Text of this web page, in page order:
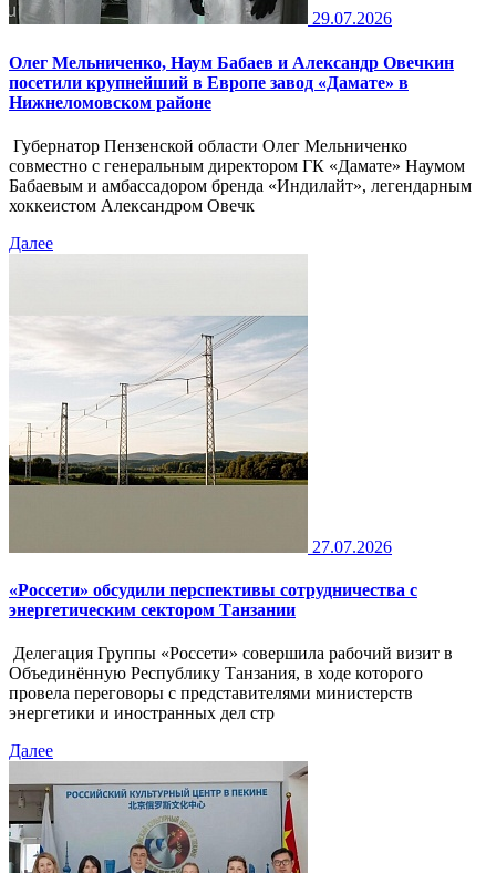
29.07.2026
Олег Мельниченко, Наум Бабаев и Александр Овечкин
посетили крупнейший в Европе завод «Дамате» в
Нижнеломовском районе
Губернатор Пензенской области Олег Мельниченко
совместно с генеральным директором ГК «Дамате» Наумом
Бабаевым и амбассадором бренда «Индилайт», легендарным
хоккеистом Александром Овечк
Далее
27.07.2026
«Россети» обсудили перспективы сотрудничества с
энергетическим сектором Танзании
Делегация Группы «Россети» совершила рабочий визит в
Объединённую Республику Танзания, в ходе которого
провела переговоры с представителями министерств
энергетики и иностранных дел стр
Далее